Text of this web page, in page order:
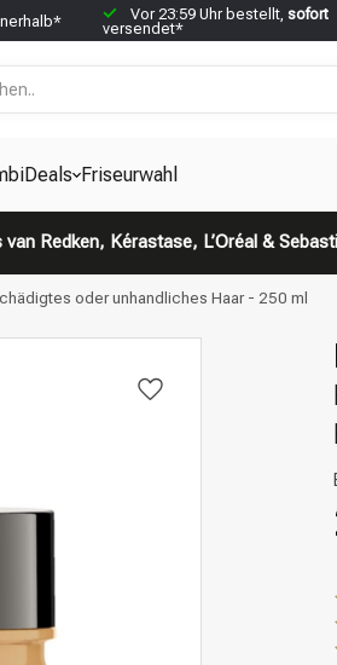
Vor 23:59 Uhr bestellt, sofort
versendet*
Friseurwahl
Redken, Kérastase, L’Oréal &
oder unhandliches Haar - 250 ml